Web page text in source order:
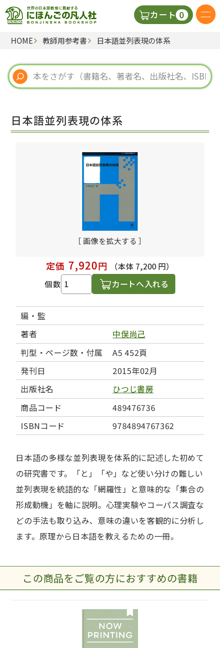
カート 0
日本語の教科書
視聴覚・補助教材
教師用参考書
HOME 教師用参考書 日本語並列表現の体系
日本語並列表現の体系
［ 画像を拡大する ］
定価 7,920円
（本体 7,200 円）
個数
カートへ入れる
編・監
著者
中俣尚己
判型・ページ数・付属
A5 452頁
発刊日
2015年02月
出版社名
ひつじ書房
商品コード
489476736
ISBNコード
9784894767362
日本語の多様な並列表現を体系的に記述した初めて
の研究書です。「と」「や」など使い分けの難しい
並列表現を統語的な「網羅性」と意味的な「集合の
形成動機」を軸に説明。心理実験やコーパス調査な
どの手法も取り込み、意味の違いを客観的に分析し
ます。原理から日本語を教えるための一冊。
この商品をご覧の方におすすめの書籍